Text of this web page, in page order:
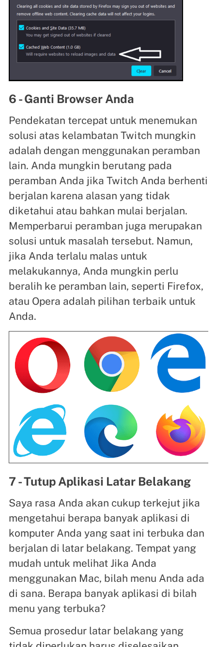
6 - Ganti Browser Anda
Pendekatan tercepat untuk menemukan
solusi atas kelambatan Twitch mungkin
adalah dengan menggunakan peramban
lain. Anda mungkin berutang pada
peramban Anda jika Twitch Anda berhenti
berjalan karena alasan yang tidak
diketahui atau bahkan mulai berjalan.
Memperbarui peramban juga merupakan
solusi untuk masalah tersebut. Namun,
jika Anda terlalu malas untuk
melakukannya, Anda mungkin perlu
beralih ke peramban lain, seperti Firefox,
atau Opera adalah pilihan terbaik untuk
Anda.
7 - Tutup Aplikasi Latar Belakang
Saya rasa Anda akan cukup terkejut jika
mengetahui berapa banyak aplikasi di
komputer Anda yang saat ini terbuka dan
berjalan di latar belakang. Tempat yang
mudah untuk melihat Jika Anda
menggunakan Mac, bilah menu Anda ada
di sana. Berapa banyak aplikasi di bilah
menu yang terbuka?
Semua prosedur latar belakang yang